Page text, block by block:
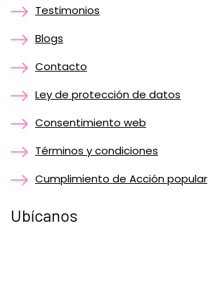
Testimonios
Blogs
Contacto
Ley de protección de datos
Consentimiento web
Términos y condiciones
Cumplimiento de Acción popular
Ubícanos